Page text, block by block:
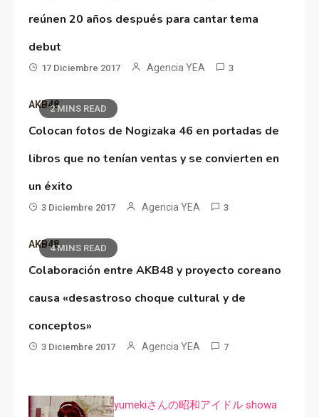
reúnen 20 años después para cantar tema
debut
17 Diciembre 2017 Agencia YEA 3
2 MINS READ
AKB48
Colocan fotos de Nogizaka 46 en portadas de
libros que no tenían ventas y se convierten en
un éxito
3 Diciembre 2017 Agencia YEA 3
4 MINS READ
AKB48
Colaboración entre AKB48 y proyecto coreano
causa «desastroso choque cultural y de
conceptos»
3 Diciembre 2017 Agencia YEA 7
yumekiさんの昭和アイドル showa